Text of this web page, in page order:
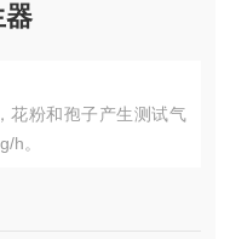
器
花粉和孢子产生测试气
h。